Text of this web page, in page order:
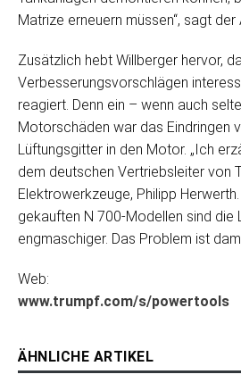
Matrize erneuern müssen“, sagt
Zusätzlich hebt Willberger hervor,
Verbesserungsvorschlägen
reagiert. Denn ein – wenn auch
Motorschäden war das Eindringen
Lüftungsgitter in den Motor. „Ich
dem deutschen Vertriebsleiter von
Elektrowerkzeuge, Philipp
gekauften N 700-Modellen sind die
engmaschiger. Das Problem ist
Web:
www.trumpf.com/s/powertools
ÄHNLICHE ARTIKEL